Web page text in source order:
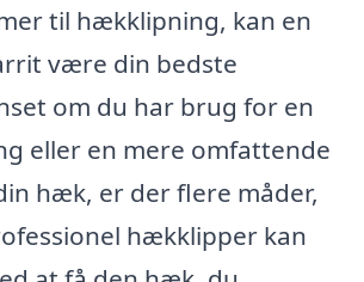
til hækklipning, kan en
være din bedste
om du har brug for en
eller en mere omfattende
hæk, er der flere måder,
hækklipper kan